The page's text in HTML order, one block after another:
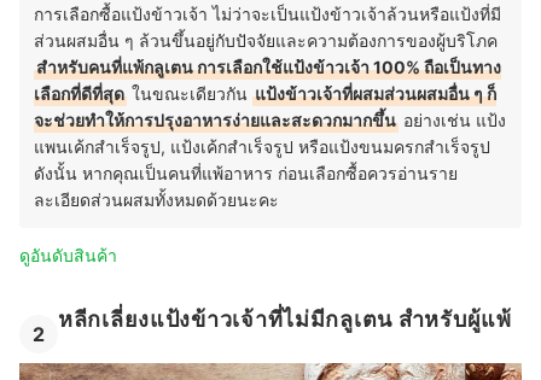
มาทำงานในร้านในตำแหน่ง Pastry Chef ของร้าน ตั้งแต่ปี 2018 เป็นเวลาสามปี และ
ปัจจุบันได้เข้ามาร่วมงานกับ Pasticceria Caffè Pirona (50 Top Italy Pasticcerie
2022) ส่วนตัวชอบขีดเขียนและถ่ายรูปขนมสวยๆ ตามสไตล์พร้อมเอกลักษณ์และ
Signature ที่ชัดเจน ชอบเดินทางท่องเที่ยวไปชิมขนมในที่ต่าง ๆ จนกระทั่งมาจับปลาย
ปากกาเขียนหนังสือเบเกอรี่ “Bake with heart” และได้ฝึกพัฒนาฝีมือจนกระทั่งได้เข้า
ทำงานสายขนมหวานอย่างจริงจังที่ร้านเก่าแก่ติดอันดับ Top 10 ของประเทศอิตาลีและ
Top 50 Best Coffee Of The World
การเลือกซื้อแป้งข้าวเจ้า ไม่ว่าจะเป็นแป้งข้าวเจ้าล้วนหรือแป้งที่มี
ส่วนผสมอื่น ๆ ล้วนขึ้นอยู่กับปัจจัยและความต้องการของผู้บริโภค
สำหรับคนที่แพ้กลูเตน การเลือกใช้แป้งข้าวเจ้า 100% ถือเป็นทาง
เลือกที่ดีที่สุด ในขณะเดียวกัน แป้งข้าวเจ้าที่ผสมส่วนผสมอื่น ๆ ก็
จะช่วยทำให้การปรุงอาหารง่ายและสะดวกมากขึ้น อย่างเช่น แป้ง
แพนเค้กสำเร็จรูป, แป้งเค้กสำเร็จรูป หรือแป้งขนมครกสำเร็จรูป
ดังนั้น หากคุณเป็นคนที่แพ้อาหาร ก่อนเลือกซื้อควรอ่านราย
ละเอียดส่วนผสมทั้งหมดด้วยนะคะ
ดูอันดับสินค้า
2
หลีกเลี่ยงแป้งข้าวเจ้าที่ไม่มีกลูเตน สำหรับผู้แพ้